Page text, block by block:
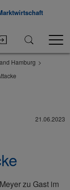
Hamburg
21.06.2023
zu Gast im